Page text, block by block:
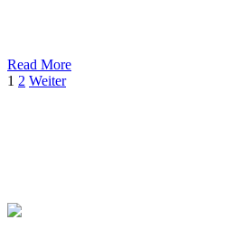
Read More
1 2 Weiter